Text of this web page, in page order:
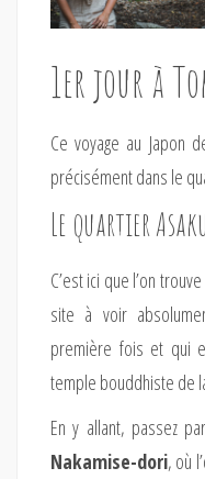
1er jour à
Ce voyage au Japon
précisément dans le
Le quartier
C’est ici que l’on
site à voir
première fois et qui
temple bouddhiste de
En y allant, passez
Nakamise-dori, où